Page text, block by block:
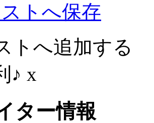
トへ保存
トへ追加する
♪ x
ター情報